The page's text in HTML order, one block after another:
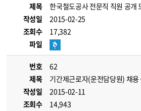
제목
한국철도공사 전문직 직원 공개
작성일
2015-02-25
조회수
17,382
파일
번호
62
제목
기간제근로자(운전담당원) 채
작성일
2015-02-11
조회수
14,943